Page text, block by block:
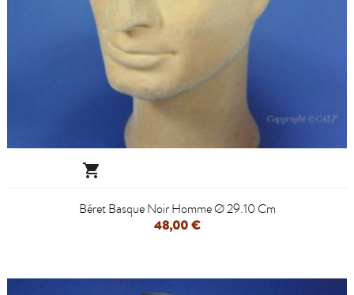

Béret Basque Noir Homme Ø 29.10 Cm
48,00 €